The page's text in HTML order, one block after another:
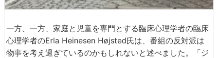
一方、一方、家庭と児童を専門とする臨床心理学者の臨床
心理学者のErla Heinesen Højsted氏は、番組の反対派は
物事を考え過ぎているのかもしれないと述べました。「ジ